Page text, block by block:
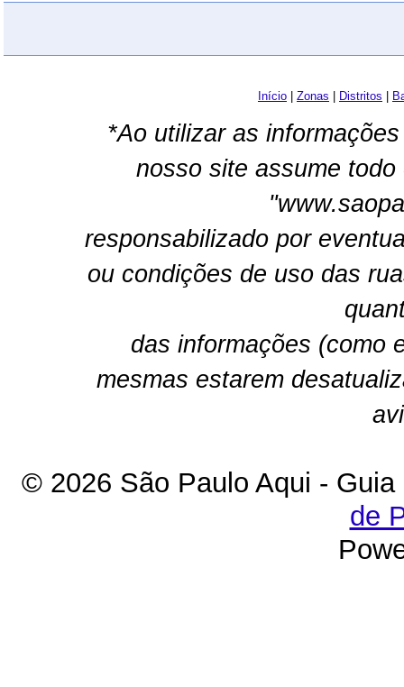
Início Zonas Distritos
*Ao utilizar as
nosso site assume
responsabilizado por
ou condições de uso das
das informações (como
mesmas estarem
© 2026 São Paulo Aqui -
de